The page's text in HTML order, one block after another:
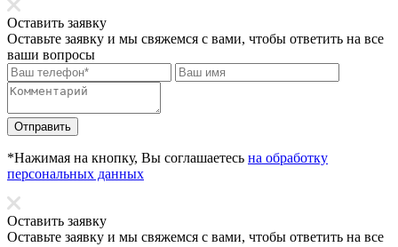
Оставить заявку
Оставьте заявку и мы свяжемся с вами, чтобы ответить на все
ваши вопросы
Отправить
*Нажимая на кнопку, Вы соглашаетесь на обработку
персональных данных
Оставить заявку
Оставьте заявку и мы свяжемся с вами, чтобы ответить на все